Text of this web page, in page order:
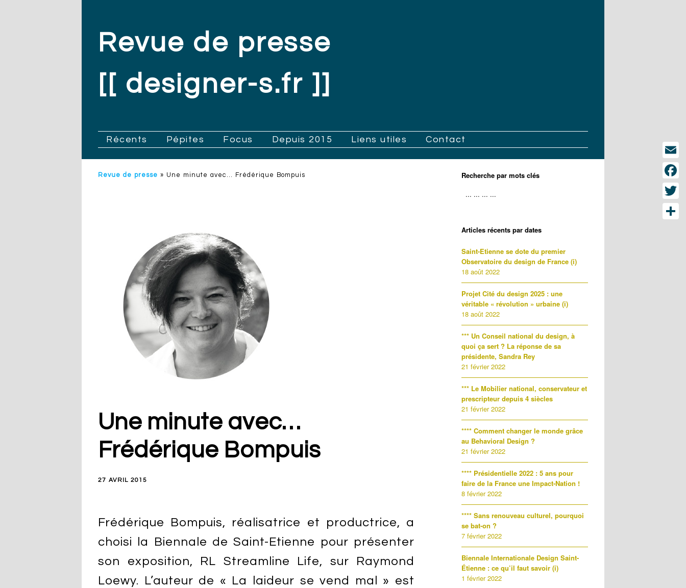
Revue de presse
[[ designer-s.fr ]]
Récents Pépites Focus Depuis 2015 Liens utiles Contact
Revue de presse » Une minute avec… Frédérique Bompuis
Une minute avec…
Frédérique Bompuis
27 AVRIL 2015
Frédérique Bompuis, réalisatrice et productrice, a
choisi la Biennale de Saint-Etienne pour présenter
son exposition, RL Streamline Life, sur Raymond
Loewy. L’auteur de « La laideur se vend mal » est
Recherche par mots clés
Articles récents par dates
Saint-Etienne se dote du premier
Observatoire du design de France (i)
18 août 2022
Projet Cité du design 2025 : une
véritable « révolution » urbaine (i)
18 août 2022
*** Un Conseil national du design, à
quoi ça sert ? La réponse de sa
présidente, Sandra Rey
21 février 2022
*** Le Mobilier national, conservateur et
prescripteur depuis 4 siècles
21 février 2022
**** Comment changer le monde grâce
au Behavioral Design ?
21 février 2022
**** Présidentielle 2022 : 5 ans pour
faire de la France une Impact-Nation !
8 février 2022
**** Sans renouveau culturel, pourquoi
se bat-on ?
7 février 2022
Biennale Internationale Design Saint-
Étienne : ce qu’il faut savoir (i)
1 février 2022
Email